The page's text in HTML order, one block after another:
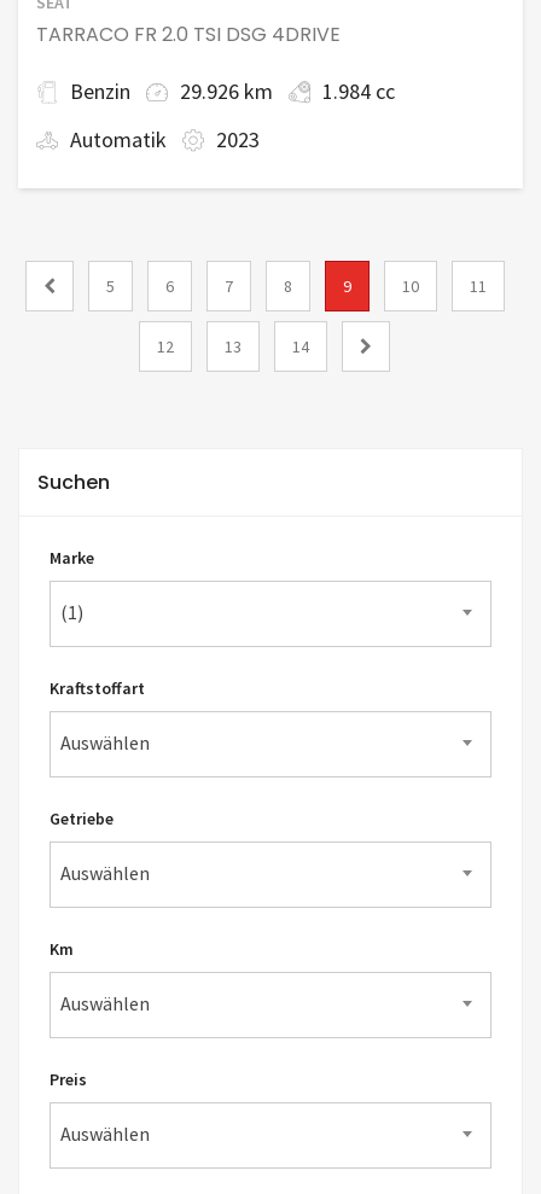
TARRACO FR 2.0 TSI DSG 4DRIVE
Benzin 29.926 km
1.984 cc
Automatik
2023
5 6 7 8 9 10 11
12 13 14
Suchen
Marke
(1)
Kraftstoffart
Auswählen
Getriebe
Auswählen
Km
Auswählen
Preis
Auswählen